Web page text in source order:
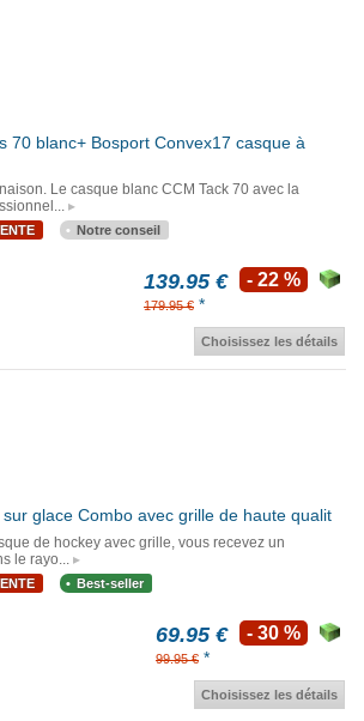
70 blanc+ Bosport Convex17 casque à
Le casque blanc CCM Tack 70 avec la
Notre conseil
139.95 €
179.95 € *
- 22 %
Choisissez les détails
glace Combo avec grille de haute qualit
de hockey avec grille, vous recevez un
le rayo...
Best-seller
69.95 €
99.95 € *
- 30 %
Choisissez les détails